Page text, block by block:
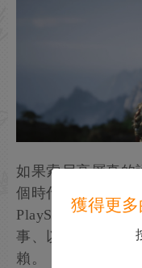
如果索尼高層真的
個時代，那麽這一
PlayStation將回
事、以角色驅動的
賴。
獲得更